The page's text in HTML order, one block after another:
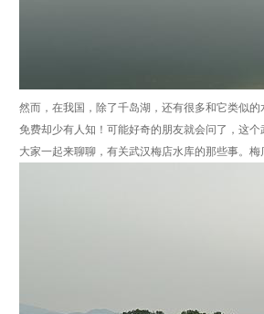
然而，在我国，除了千岛湖，还有很多和它类似
免费却少有人知！可能好奇的朋友就会问了，这
大家一起来聊聊，有关武汉梅店水库的那些事。